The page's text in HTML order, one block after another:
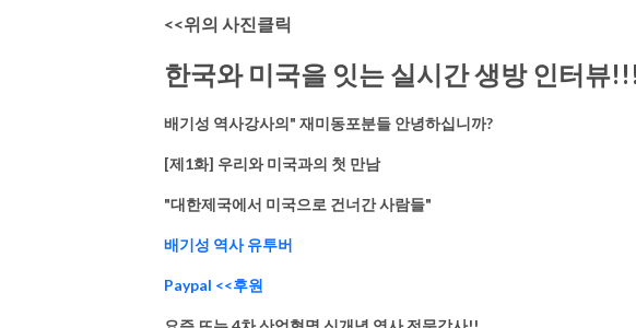
<<위의 사진클릭
한국와 미국을 잇는 실시간 생방 인터뷰
배기성 역사강사의" 재미동포분들 안녕하십니까?
[제1화] 우리와 미국과의 첫 만남
"대한제국에서 미국으로 건너간 사람들"
배기성 역사 유투버
Paypal <<후원